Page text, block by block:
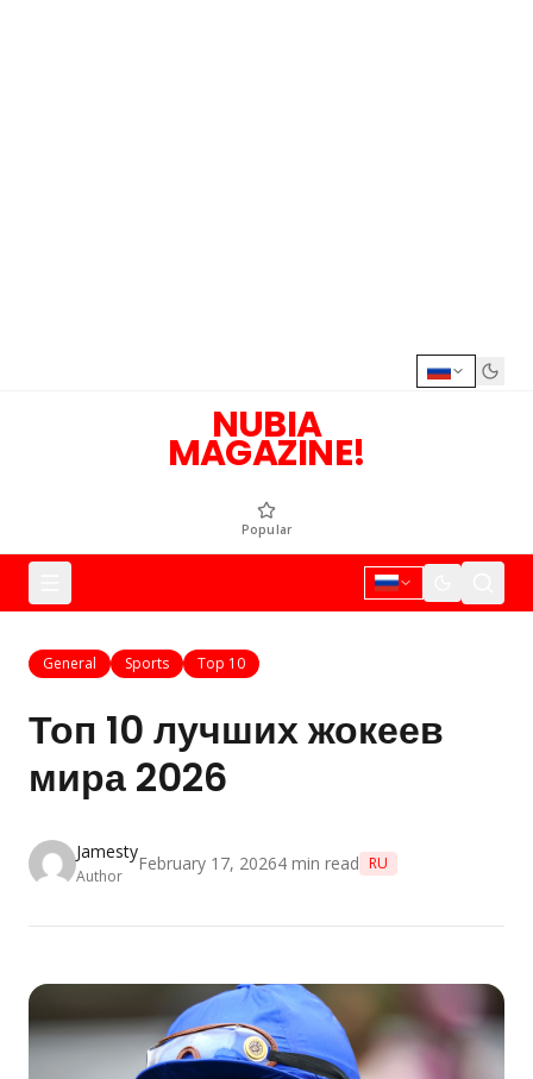
NUBIA
MAGAZINE!
Popular
General Sports Top 10
Топ 10 лучших жокеев
мира 2026
Jamesty
Author
February 17, 20264 min read RU